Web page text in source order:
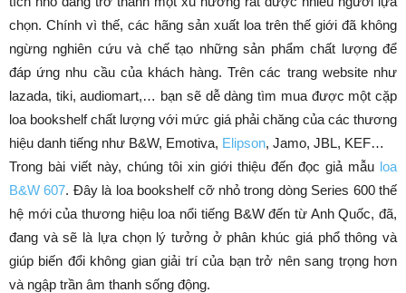
chọn. Chính vì thế, các hãng sản xuất loa trên thế giới đã không
ngừng nghiên cứu và chế tạo những sản phẩm chất lượng để
đáp ứng nhu cầu của khách hàng. Trên các trang website như
lazada, tiki, audiomart,… bạn sẽ dễ dàng tìm mua được một cặp
loa bookshelf chất lượng với mức giá phải chăng của các thương
hiệu danh tiếng như B&W, Emotiva, Elipson, Jamo, JBL, KEF…
Trong bài viết này, chúng tôi xin giới thiệu đến đọc giả mẫu loa
B&W 607. Đây là loa bookshelf cỡ nhỏ trong dòng Series 600 thế
hệ mới của thương hiệu loa nổi tiếng B&W đến từ Anh Quốc, đã,
đang và sẽ là lựa chọn lý tưởng ở phân khúc giá phổ thông và
giúp biến đổi không gian giải trí của bạn trở nên sang trọng hơn
và ngập trần âm thanh sống động.